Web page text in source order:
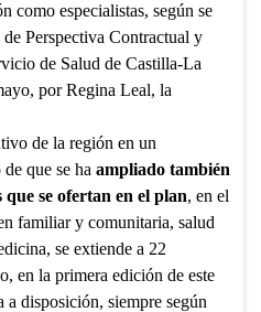
como especialistas, según se
Perspectiva Contractual y
de Salud de Castilla-La
por Regina Leal, la
de la región en un
que se ha ampliado también
que se ofertan en el plan, en el
familiar y comunitaria, salud
se extiende a 22
en la primera edición de este
a disposición, siempre según